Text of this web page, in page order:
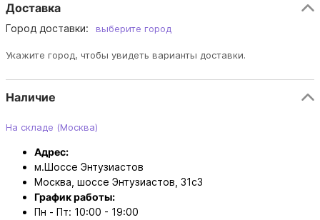
Доставка
Город доставки: выберите город
Укажите город, чтобы увидеть варианты доставки.
Наличие
На складе (Москва)
Адрес:
м.Шоссе Энтузиастов
Москва, шоссе Энтузиастов, 31с3
График работы:
Пн - Пт: 10:00 - 19:00